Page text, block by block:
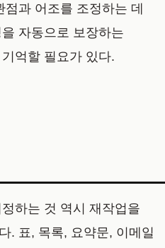
과 어조를 조정하는 데
자동으로 보장하는
억할 필요가 있다.
하는 것 역시 재작업을
. 표, 목록, 요약문, 이메일